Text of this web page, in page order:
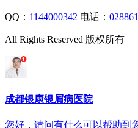
QQ： 1144000342 电话：
All Rights Reserved 版权所有
成都银康银屑病医院
您好，请问有什么可以帮助到